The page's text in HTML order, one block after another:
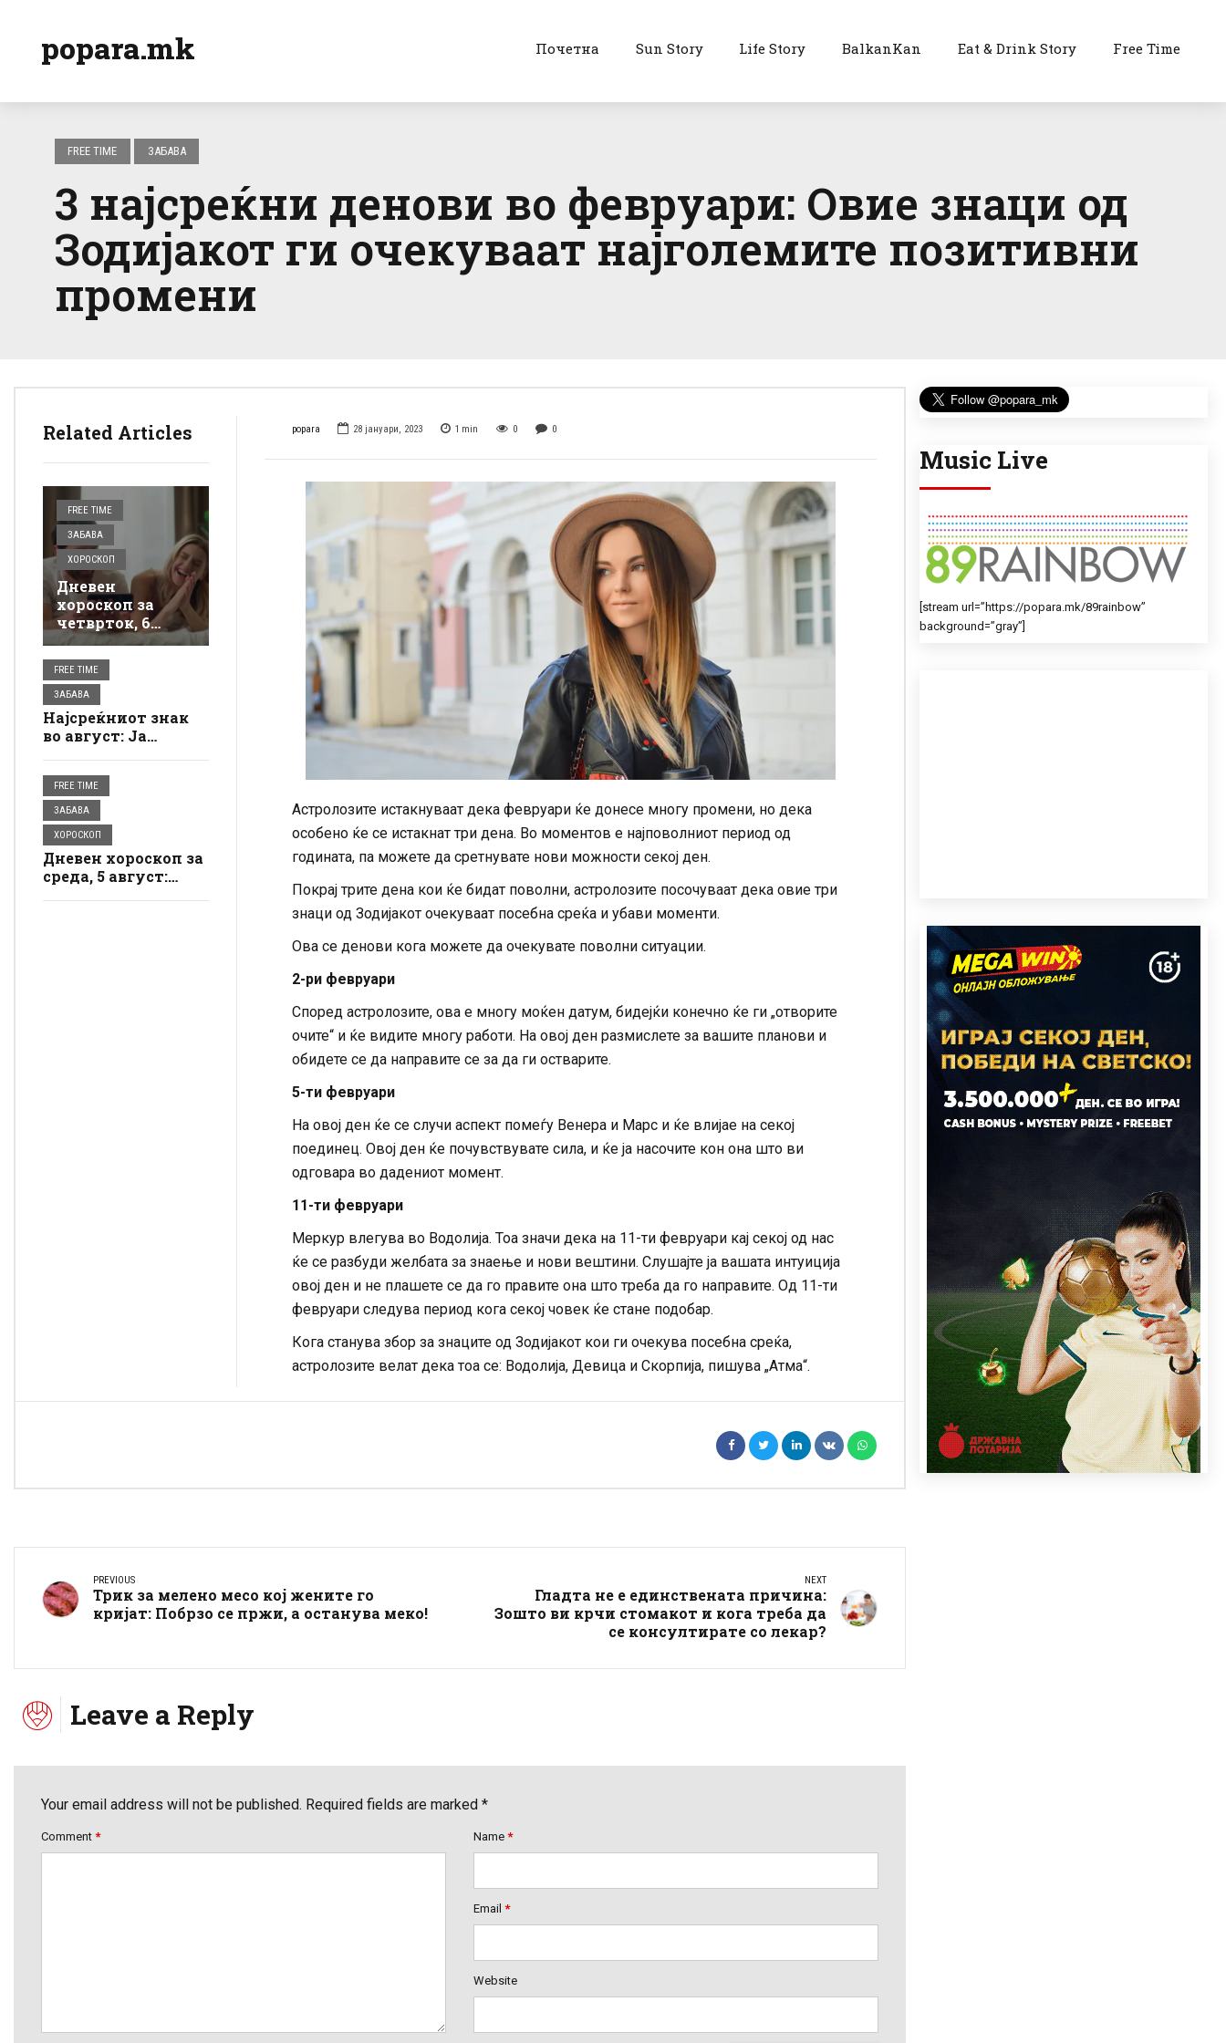
popara.mk Почетна Sun Story Life Story BalkanKan Eat & Drink Story Free Time
FREE TIME ЗАБАВА
3 најсреќни денови во февруари: Овие знаци од
Зодијакот ги очекуваат најголемите позитивни
промени
Related Articles
FREE TIME
ЗАБАВА
ХОРОСКОП
Дневен
хороскоп за
четврток, 6
август: И тоа е
тоа, еве како
влегувате во
новиот ден, ве
очекува лудило
FREE TIME
ЗАБАВА
Најсреќниот знак
во август: Ја
што ја чекал долго
време – сите врати
му се отвораат
FREE TIME
ЗАБАВА
ХОРОСКОП
Дневен хороскоп за
среда, 5 август:
popara 28 јануари, 2023 1 min 0 0
Астролозите истакнуваат дека февруари ќе донесе многу промени, но дека
особено ќе се истакнат три дена. Во моментов е најповолниот период од
годината, па можете да сретнувате нови можности секој ден.
Покрај трите дена кои ќе бидат поволни, астролозите посочуваат дека oвие три
знаци од Зодијакот очекуваат посебна среќа и убави моменти.
Ова се денови кога можете да очекувате поволни ситуации.
2-ри февруари
Според астролозите, ова е многу моќен датум, бидејќи конечно ќе ги „отворите
очите“ и ќе видите многу работи. На овој ден размислете за вашите планови и
обидете се да направите се за да ги остварите.
5-ти февруари
На овој ден ќе се случи аспект помеѓу Венера и Марс и ќе влијае на секој
поединец. Овој ден ќе почувствувате сила, и ќе ја насочите кон она што ви
одговара во дадениот момент.
11 -ти февруари
Меркур влегува во Водолија. Тоа значи дека на 11-ти февруари кај секој од нас
ќе се разбуди желбата за знаење и нови вештини. Слушајте ја вашата интуиција
овој ден и не плашете се да го правите она што треба да го направите. Од 11-ти
февруари следува период кога секој човек ќе стане подобар.
Кога станува збор за знаците од Зодијакот кои ги очекува посебна среќа,
астролозите велат дека тоа се: Водолија, Девица и Скорпија, пишува „Атма“.
PREVIOUS
Трик за мелено месо кој жените го
кријат: Побрзо се пржи, а останува меко!
NEXT
Гладта не е единствената причина:
Зошто ви крчи стомакот и кога треба да
се консултирате со лекар?
Leave a Reply
Your email address will not be published. Required fields are marked *
Comment * Name *
Email *
Website
Music Live
[stream url=”https://popara.mk/89rainbow”
background=”gray”]